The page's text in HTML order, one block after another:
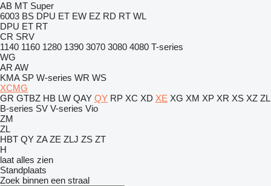
AB MT Super
6003 BS DPU ET EW EZ RD RT WL
DPU ET RT
CR SRV
1140 1160 1280 1390 3070 3080 4080 T-series
WG
AR AW
KMA SP W-series WR WS
XCMG
GR GTBZ HB LW QAY QY RP XC XD XE XG XM XP XR XS XZ ZL
B-series SV V-series Vio
ZM
ZL
HBT QY ZA ZE ZLJ ZS ZT
H
laat alles zien
Standplaats
Zoek binnen een straal